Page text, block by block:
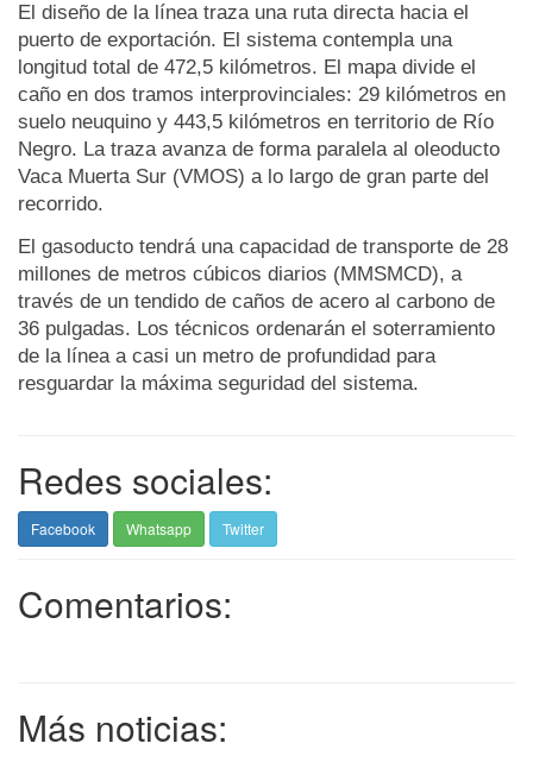
El diseño de la línea traza una ruta directa hacia el
puerto de exportación. El sistema contempla una
longitud total de 472,5 kilómetros. El mapa divide el
caño en dos tramos interprovinciales: 29 kilómetros en
suelo neuquino y 443,5 kilómetros en territorio de Río
Negro. La traza avanza de forma paralela al oleoducto
Vaca Muerta Sur (VMOS) a lo largo de gran parte del
recorrido.
El gasoducto tendrá una capacidad de transporte de 28
millones de metros cúbicos diarios (MMSMCD), a
través de un tendido de caños de acero al carbono de
36 pulgadas. Los técnicos ordenarán el soterramiento
de la línea a casi un metro de profundidad para
resguardar la máxima seguridad del sistema.
Redes sociales:
Facebook Whatsapp Twitter
Comentarios:
Más noticias: